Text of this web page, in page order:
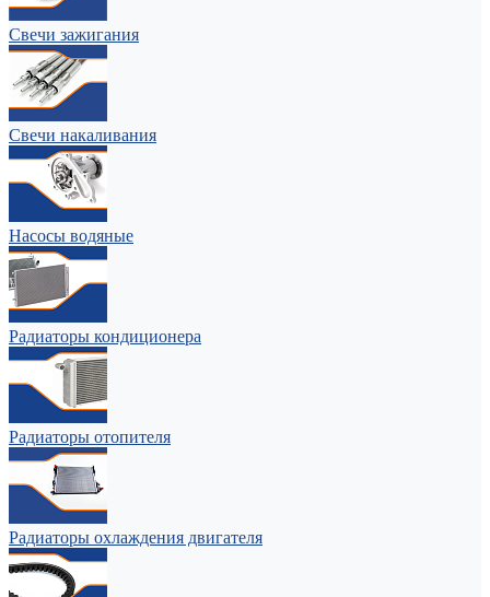
Свечи зажигания
Свечи накаливания
Насосы водяные
Радиаторы кондиционера
Радиаторы отопителя
Радиаторы охлаждения двигателя